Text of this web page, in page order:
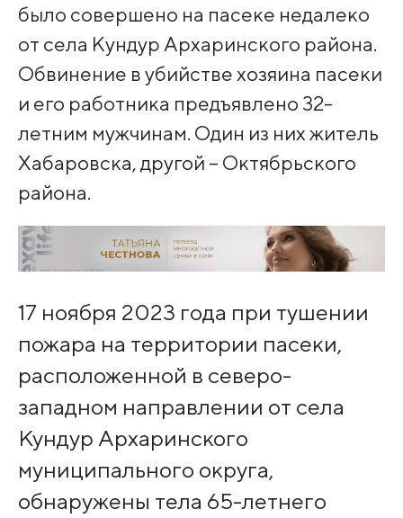
было совершено на пасеке недалеко
от села Кундур Архаринского района.
Обвинение в убийстве хозяина пасеки
и его работника предъявлено 32-
летним мужчинам. Один из них житель
Хабаровска, другой – Октябрьского
района.
17 ноября 2023 года при тушении
пожара на территории пасеки,
расположенной в северо-
западном направлении от села
Кундур Архаринского
муниципального округа,
обнаружены тела 65-летнего